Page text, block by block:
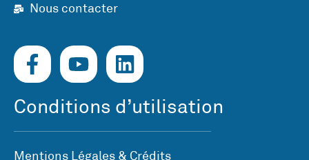
Nous contacter
Conditions d’utilisation
Mentions Légales & Crédits